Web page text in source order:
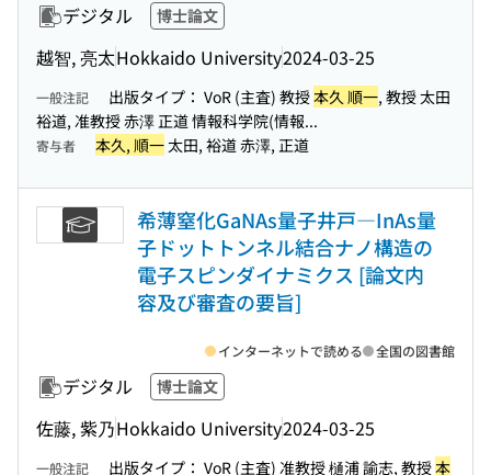
デジタル 博士論文
越智, 亮太Hokkaido University2024-03-25
一般注記 出版タイプ： VoR (主査) 教授本久 順一, 教授 太田
裕道, 准教授 赤澤 正道 情報科学院(情報...
寄与者 本久, 順一太田, 裕道 赤澤, 正道
希薄窒化GaNAs量子井戸―InAs量
子ドットトンネル結合ナノ構造の
電子スピンダイナミクス [論文内
容及び審査の要旨]
デジタル 博士論文
佐藤, 紫乃Hokkaido University2024-03-25
インターネットで読める 全国の図書館
一般注記 出版タイプ： VoR (主査) 准教授 樋浦 諭志, 教授本